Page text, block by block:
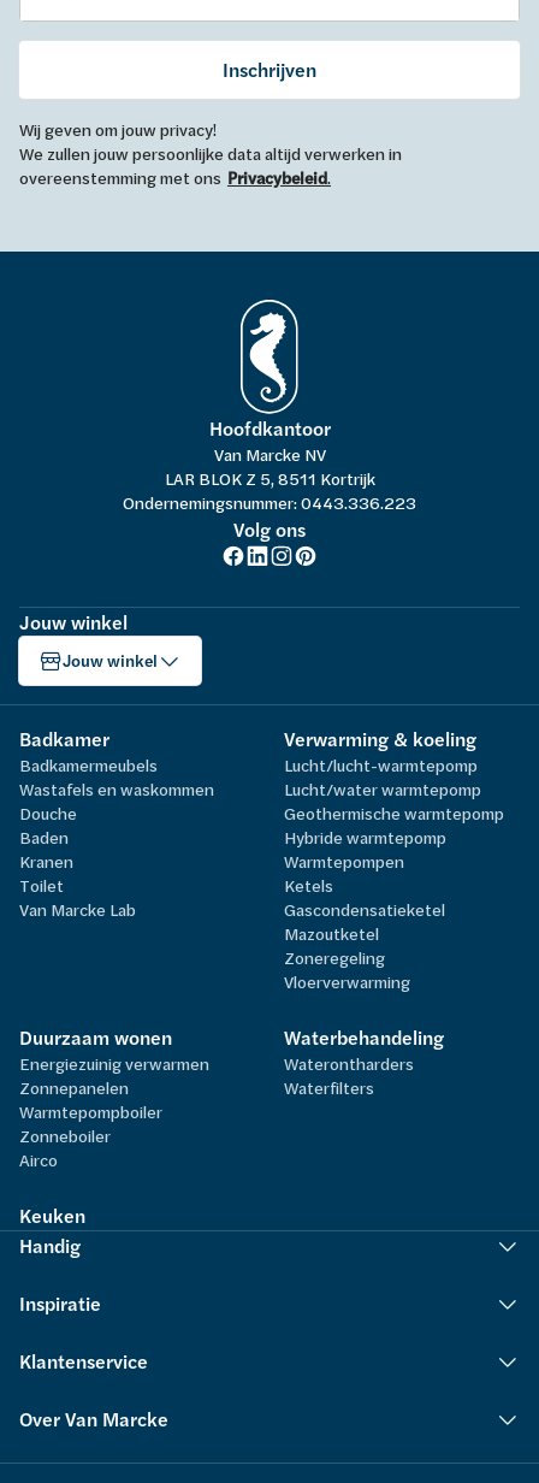
Inschrijven
Wij geven om jouw privacy!
We zullen jouw persoonlijke data altijd verwerken in
overeenstemming met ons Privacybeleid.
Hoofdkantoor
Van Marcke NV
LAR BLOK Z 5, 8511 Kortrijk
Ondernemingsnummer: 0443.336.223
Volg ons
Jouw winkel
Jouw winkel
Badkamer
Badkamermeubels
Wastafels en waskommen
Douche
Baden
Kranen
Toilet
Van Marcke Lab
Verwarming & koeling
Lucht/lucht-warmtepomp
Lucht/water warmtepomp
Geothermische warmtepomp
Hybride warmtepomp
Warmtepompen
Ketels
Gascondensatieketel
Mazoutketel
Zoneregeling
Vloerverwarming
Duurzaam wonen
Energiezuinig verwarmen
Zonnepanelen
Warmtepompboiler
Zonneboiler
Airco
Waterbehandeling
Waterontharders
Waterfilters
Keuken
Handig
Inspiratie
Klantenservice
Over Van Marcke